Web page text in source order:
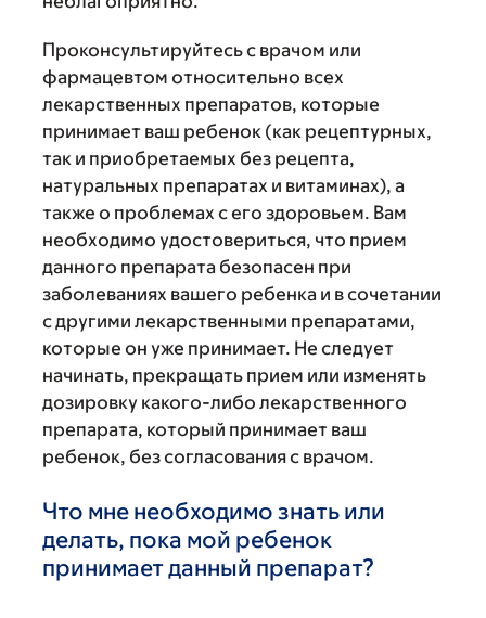
Проконсультируйтесь с врачом или
фармацевтом относительно всех
лекарственных препаратов, которые
принимает ваш ребенок (как рецептурных,
так и приобретаемых без рецепта,
натуральных препаратах и витаминах), а
также о проблемах с его здоровьем. Вам
необходимо удостовериться, что прием
данного препарата безопасен при
заболеваниях вашего ребенка и в сочетании
с другими лекарственными препаратами,
которые он уже принимает. Не следует
начинать, прекращать прием или изменять
дозировку какого-либо лекарственного
препарата, который принимает ваш
ребенок, без согласования с врачом.
Что мне необходимо знать или
делать, пока мой ребенок
принимает данный препарат?